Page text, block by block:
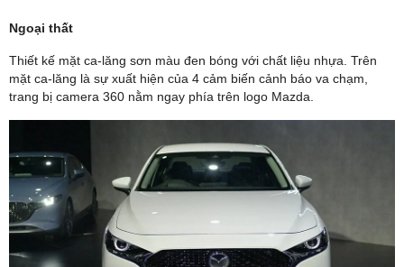
Ngoại thất
Thiết kế mặt ca-lăng sơn màu đen bóng với chất liệu nhựa. Trên
mặt ca-lăng là sự xuất hiện của 4 cảm biến cảnh báo va chạm,
trang bị camera 360 nằm ngay phía trên logo Mazda.